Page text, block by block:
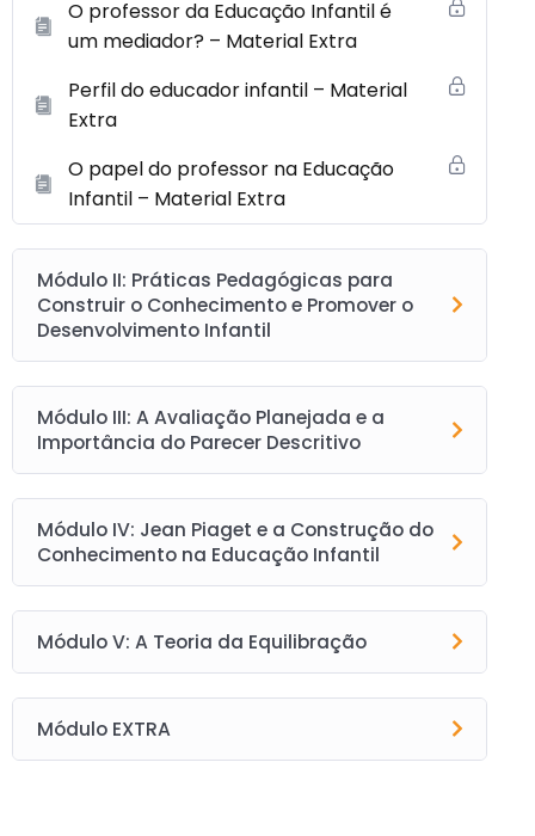
O professor da Educação Infantil é
um mediador? – Material Extra
Perfil do educador infantil – Material
Extra
O papel do professor na Educação
Infantil – Material Extra
Módulo II: Práticas Pedagógicas para
Construir o Conhecimento e Promover o
Desenvolvimento Infantil
Módulo III: A Avaliação Planejada e a
Importância do Parecer Descritivo
Módulo IV: Jean Piaget e a Construção do
Conhecimento na Educação Infantil
Módulo V: A Teoria da Equilibração
Módulo EXTRA